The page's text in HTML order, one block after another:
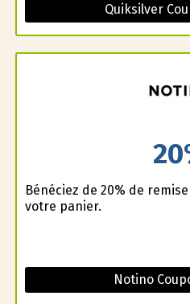
Quiksilver
Bénéficiez de 20% de
votre panier.
Notino